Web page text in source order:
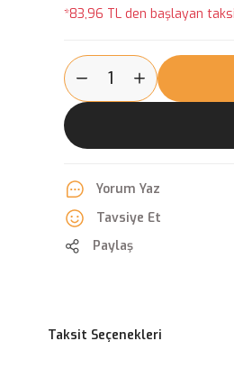
*83,96 TL den başlayan
Yorum Yaz
Tavsiye Et
Paylaş
Taksit Seçenekleri